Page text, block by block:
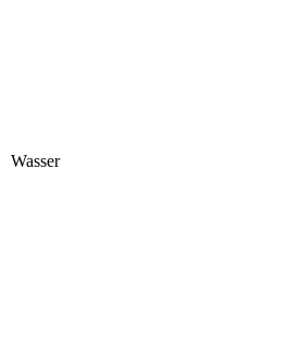
Wasser